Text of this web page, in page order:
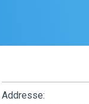
Addresse: